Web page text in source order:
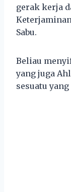
gerak kerja
Sabu.
Beliau
yang juga
sesuatu yang